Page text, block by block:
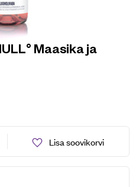
Maasika ja
Lisa soovikorvi